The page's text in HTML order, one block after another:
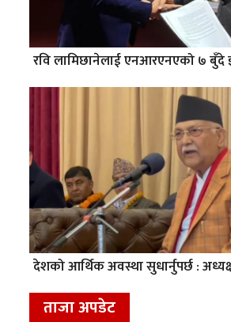
रवि लामिछानेलाई एनआरएनएको ७ बुँदे
देशको आर्थिक अवस्था सुधार्नुपर्छ :
ताजा अपडेट